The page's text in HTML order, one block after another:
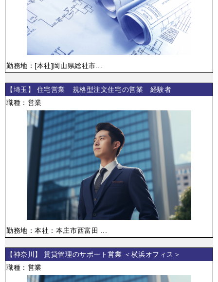
勤務地：[本社]岡山県総社市...
【埼玉】 住宅営業 規格型注文住宅の営業 経験者
職種：営業
勤務地：本社：本庄市西富田 ...
【神奈川】 賃貸管理のサポート営業 ＜横浜オフィス＞
職種：営業